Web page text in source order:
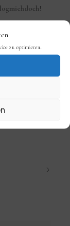
zu optimieren.
!